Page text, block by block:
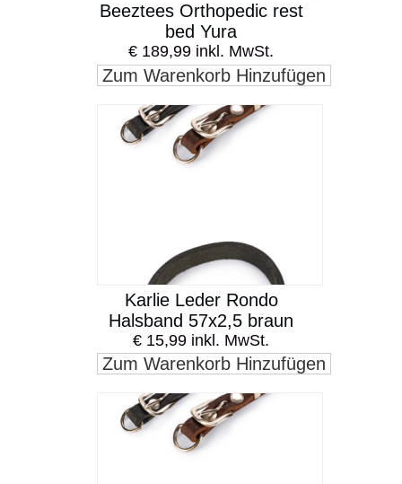
Beeztees Orthopedic rest
bed Yura
€ 189,99 inkl. MwSt.
Zum Warenkorb Hinzufügen
Karlie Leder Rondo
Halsband 57x2,5 braun
€ 15,99 inkl. MwSt.
Zum Warenkorb Hinzufügen